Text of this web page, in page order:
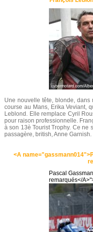
Une nouvelle tête, blonde, dans
course au Mans, Erika Veviant,
Leblond. Elle remplace Cyril
pour raison professionnelle.
à son 13è Tourist Trophy. Ce ne
passagère, british, Anne Garnish.
<A
Pascal
remarqués</